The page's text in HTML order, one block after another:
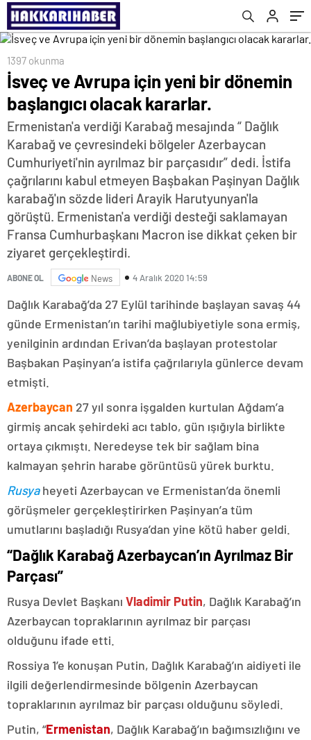
1397 okunma
İsveç ve Avrupa için yeni bir dönemin
başlangıcı olacak kararlar.
Ermenistan'a verdiği Karabağ mesajında “ Dağlık
Karabağ ve çevresindeki bölgeler Azerbaycan
Cumhuriyeti'nin ayrılmaz bir parçasıdır” dedi. İstifa
çağrılarını kabul etmeyen Başbakan Paşinyan Dağlık
karabağ'ın sözde lideri Arayik Harutyunyan'la
görüştü. Ermenistan'a verdiği desteği saklamayan
Fransa Cumhurbaşkanı Macron ise dikkat çeken bir
ziyaret gerçekleştirdi.
ABONE OL News 4 Aralık 2020 14:59
Dağlık Karabağ’da 27 Eylül tarihinde başlayan savaş 44
günde Ermenistan’ın tarihi mağlubiyetiyle sona ermiş,
yenilginin ardından Erivan’da başlayan protestolar
Başbakan Paşinyan’a istifa çağrılarıyla günlerce devam
etmişti.
Azerbaycan 27 yıl sonra işgalden kurtulan Ağdam’a
girmiş ancak şehirdeki acı tablo, gün ışığıyla birlikte
ortaya çıkmıştı. Neredeyse tek bir sağlam bina
kalmayan şehrin harabe görüntüsü yürek burktu.
Rusyaheyeti Azerbaycan ve Ermenistan’da önemli
görüşmeler gerçekleştirirken Paşinyan’a tüm
umutlarını başladığı Rusya’dan yine kötü haber geldi.
“Dağlık Karabağ Azerbaycan’ın Ayrılmaz Bir
Parçası”
Rusya Devlet Başkanı Vladimir Putin, Dağlık Karabağ’ın
Azerbaycan topraklarının ayrılmaz bir parçası
olduğunu ifade etti.
Rossiya 1’e konuşan Putin, Dağlık Karabağ’ın aidiyeti ile
ilgili değerlendirmesinde bölgenin Azerbaycan
topraklarının ayrılmaz bir parçası olduğunu söyledi.
Putin, “Ermenistan, Dağlık Karabağ’ın bağımsızlığını ve